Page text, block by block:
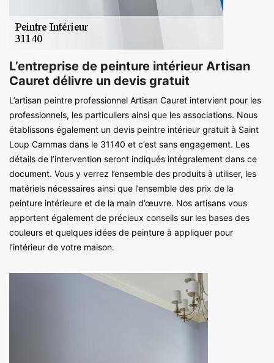
L’entreprise de peinture intérieur Artisan
Cauret délivre un devis gratuit
L’artisan peintre professionnel Artisan Cauret intervient pour les
professionnels, les particuliers ainsi que les associations. Nous
établissons également un devis peintre intérieur gratuit à Saint
Loup Cammas dans le 31140 et c’est sans engagement. Les
détails de l’intervention seront indiqués intégralement dans ce
document. Vous y verrez l’ensemble des produits à utiliser, les
matériels nécessaires ainsi que l’ensemble des prix de la
peinture intérieure et de la main d’œuvre. Nos artisans vous
apportent également de précieux conseils sur les bases des
couleurs et quelques idées de peinture à appliquer pour
l’intérieur de votre maison.